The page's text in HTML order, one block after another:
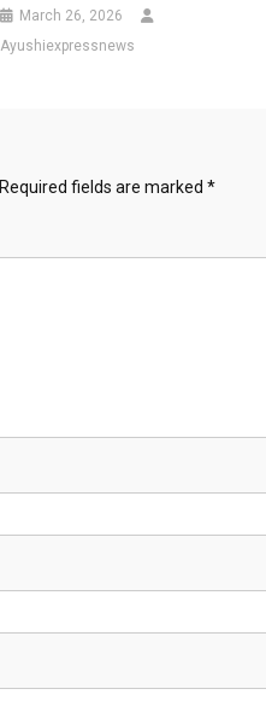
March 26, 2026
Ayushiexpressnews
Required fields are marked *